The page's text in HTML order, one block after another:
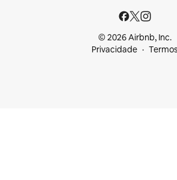
© 2026 Airbnb, Inc.
Privacidade
Termos